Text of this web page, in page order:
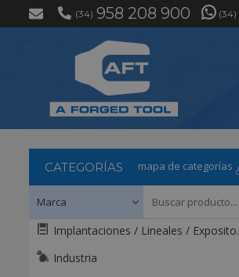
(34) 958 208 900 (34)
CATEGORÍAS mapa de categorías
Implantaciones / Lineales / Expositores / Mostradores
Industria